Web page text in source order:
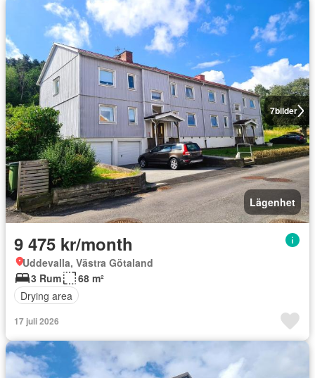
7bilder
Lägenhet
9 475 kr/month
Uddevalla, Västra Götaland
3 Rum
68 m²
Drying area
17 juli 2026